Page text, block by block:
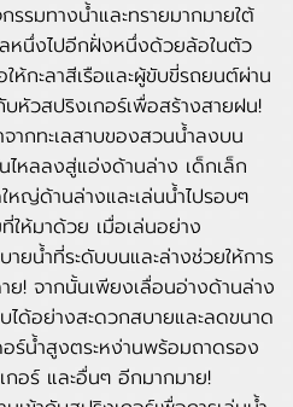
รรมทางน้ำและทรายมากมายใต้
ลหนึ่งไปอีกฝั่งหนึ่งด้วยล้อในตัว
ห้กะลาสีเรือและผู้ขับขี่รถยนต์ผ่าน
บหัวสปริงเกอร์เพื่อสร้างสายฝน!
จากทะเลสาบของสวนน้ำลงบน
ไหลลงสู่แอ่งด้านล่าง เด็กเล็ก
หญ่ด้านล่างและเล่นน้ำไปรอบๆ
ห้มาด้วย เมื่อเล่นอย่าง
ยน้ำที่ระดับบนและล่างช่วยให้การ
ย! จากนั้นเพียงเลื่อนอ่างด้านล่าง
บได้อย่างสะดวกสบายและลดขนาด
อร์น้ำสูงตระหง่านพร้อมถาดรอง
อร์ และอื่นๆ อีกมากมาย!